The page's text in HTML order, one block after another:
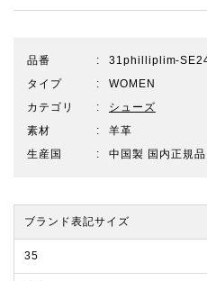
品番
31philliplim-
タイプ
WOMEN
カテゴリ
シューズ
素材
羊革
生産国
中国製 国内正規品
ブランド表記サイズ
35